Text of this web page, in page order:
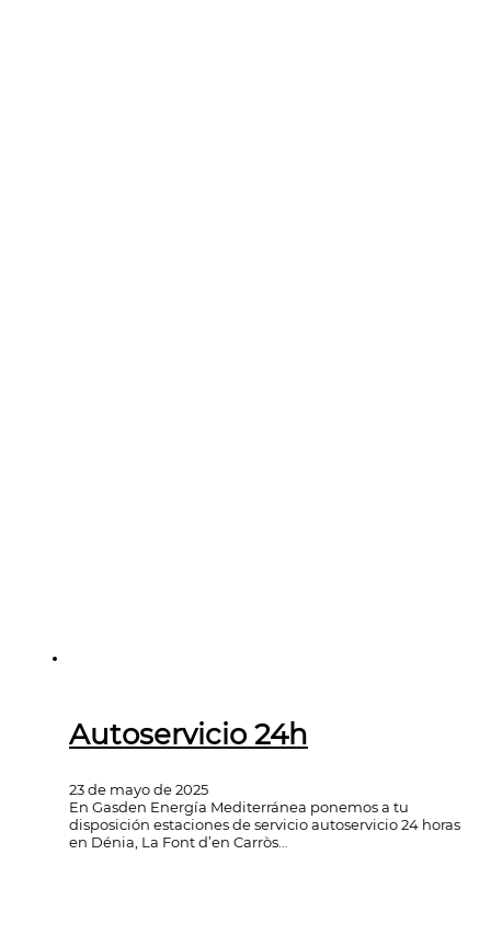
Autoservicio 24h
23 de mayo de 2025
En Gasden Energía Mediterránea ponemos a tu
disposición estaciones de servicio autoservicio 24 horas
en Dénia, La Font d’en Carròs…